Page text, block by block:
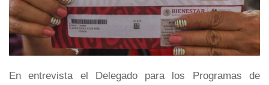
En entrevista el Delegado para los Programas de